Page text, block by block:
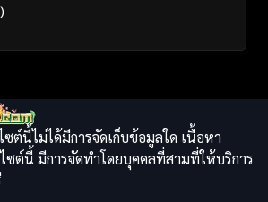
ต์นี้ไม่ได้มีการจัดเก็บข้อมูลใด เนื้อหา
ซต์นี้ มีการจัดทำโดยบุคคลที่สามที่ให้บริการ